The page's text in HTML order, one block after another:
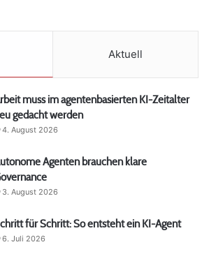
Aktuell
muss im agentenbasierten KI-Zeitalter
gedacht werden
4. August 2026
Agenten brauchen klare
3. August 2026
für Schritt: So entsteht ein KI-Agent
6. Juli 2026